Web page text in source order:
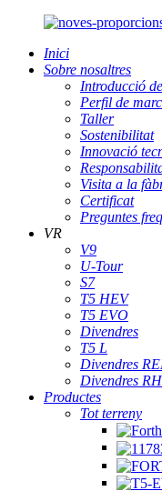
Inici
Sobre nosaltres
Introducció
Perfil de
Taller
Sostenibilitat
Innovació
Visita a la
Certificat
Preguntes
VR
V9
U-Tour
S7
T5 HEV
T5 EVO
Divendres
T5 L
Divendres
Divendres
Productes
Tot terreny